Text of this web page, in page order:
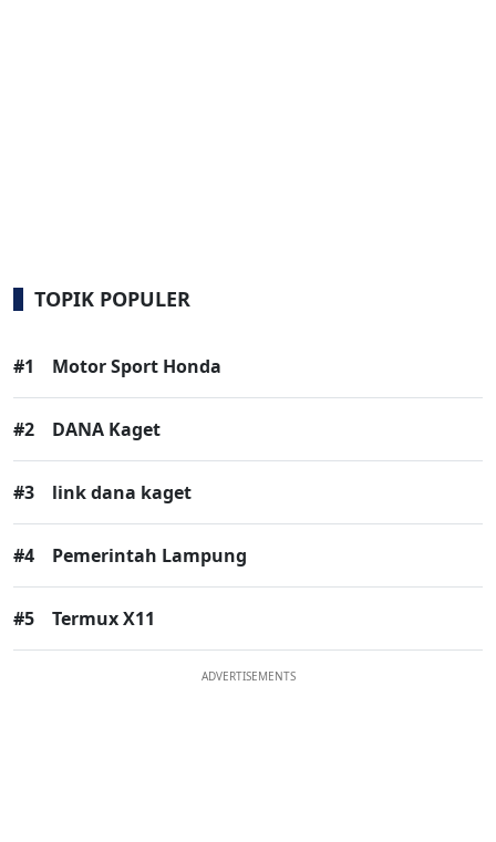
TOPIK POPULER
#1 Motor Sport Honda
#2 DANA Kaget
#3 link dana kaget
#4 Pemerintah Lampung
#5 Termux X11
ADVERTISEMENTS